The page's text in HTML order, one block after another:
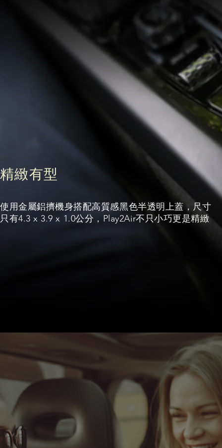
精緻有型
使用金屬鋁擠機身搭配高質感黑色半透明上蓋，尺寸
只有4.3 x 3.9 x 1.0公分，Play2Air不只小巧更是精緻